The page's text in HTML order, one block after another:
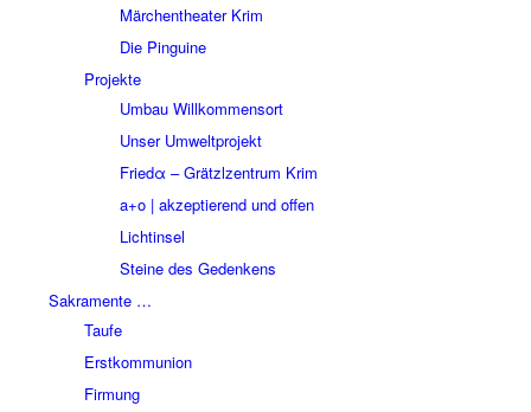
Märchentheater Krim
Die Pinguine
Projekte
Umbau Willkommensort
Unser Umweltprojekt
Friedα – Grätzlzentrum Krim
a+o | akzeptierend und offen
Lichtinsel
Steine des Gedenkens
Sakramente …
Taufe
Erstkommunion
Firmung